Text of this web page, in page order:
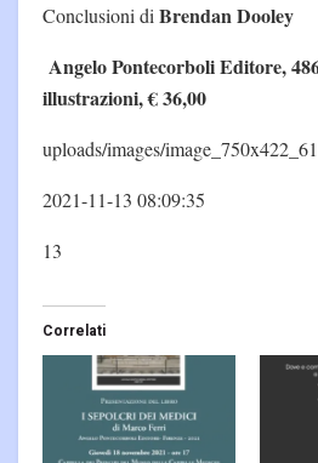
Conclusioni diBrendan Dooley
Angelo Pontecorboli Editore,
illustrazioni, € 36,00
uploads/images/
2021-11-13 08:09:35
13
Correlati